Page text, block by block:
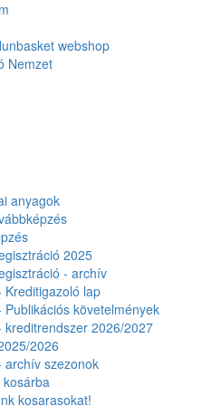
webshop
Nemzet
anyagok
2025
- archív
Kreditigazoló lap
Publikációs követelmények
kreditrendszer 2026/2027
2026
archív szezonok
kosarasokat!